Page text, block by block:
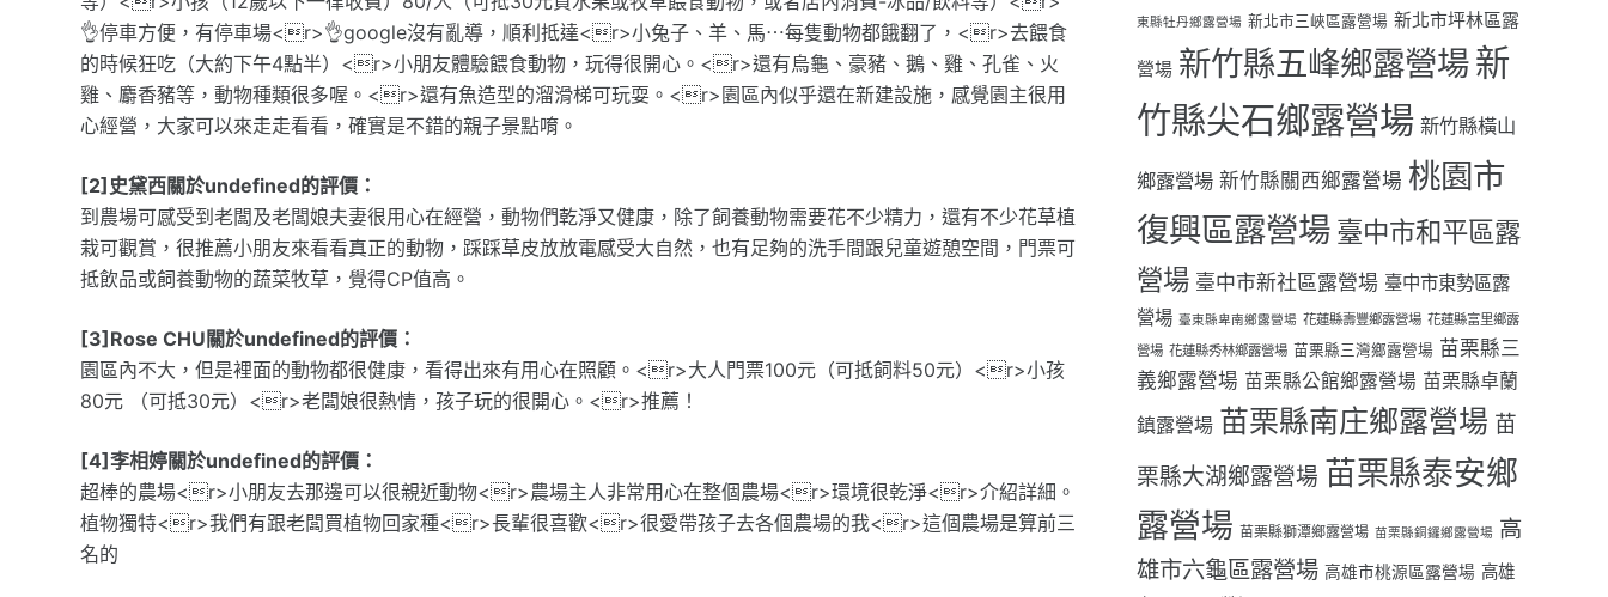
👌停車方便，有停車場<r>👌google沒有亂導，順利抵達<r>小兔子、羊、馬⋯每隻動物都餓翻了，<r>去餵食
的時候狂吃（大約下午4點半）<r>小朋友體驗餵食動物，玩得很開心。<r>還有烏龜、豪豬、鵝、雞、孔雀、火
雞、麝香豬等，動物種類很多喔。<r>還有魚造型的溜滑梯可玩耍。<r>園區內似乎還在新建設施，感覺園主很用
心經營，大家可以來走走看看，確實是不錯的親子景點唷。
[2]史黛西關於undefined的評價：
到農場可感受到老闆及老闆娘夫妻很用心在經營，動物們乾淨又健康，除了飼養動物需要花不少精力，還有不少花草植
栽可觀賞，很推薦小朋友來看看真正的動物，踩踩草皮放放電感受大自然，也有足夠的洗手間跟兒童遊憩空間，門票可
抵飲品或飼養動物的蔬菜牧草，覺得CP值高。
[3]Rose CHU關於undefined的評價：
園區內不大，但是裡面的動物都很健康，看得出來有用心在照顧。<r>大人門票100元（可抵飼料50元）<r>小孩
80元 （可抵30元）<r>老闆娘很熱情，孩子玩的很開心。<r>推薦！
[4]李相婷關於undefined的評價：
超棒的農場<r>小朋友去那邊可以很親近動物<r>農場主人非常用心在整個農場<r>環境很乾淨<r>介紹詳細。
植物獨特<r>我們有跟老闆買植物回家種<r>長輩很喜歡<r>很愛帶孩子去各個農場的我<r>這個農場是算前三
名的
東縣牡丹鄉露營場 新北市三峽區露營場 新北市坪林區露
營場 新竹縣五峰鄉露營場新
竹縣尖石鄉露營場 新竹縣橫山
鄉露營場 新竹縣關西鄉露營場 桃園市
復興區露營場 臺中市和平區露
營場 臺中市新社區露營場 臺中市東勢區露
營場 臺東縣卑南鄉露營場 花蓮縣壽豐鄉露營場 花蓮縣富里鄉露
營場 花蓮縣秀林鄉露營場 苗栗縣三灣鄉露營場 苗栗縣三
義鄉露營場 苗栗縣公館鄉露營場 苗栗縣卓蘭
鎮露營場 苗栗縣南庄鄉露營場 苗
栗縣大湖鄉露營場 苗栗縣泰安鄉
露營場 苗栗縣獅潭鄉露營場 苗栗縣銅鑼鄉露營場 高
雄市六龜區露營場 高雄市桃源區露營場 高雄